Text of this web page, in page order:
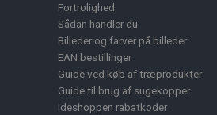
Fortrolighed
Sådan handler du
Billeder og farver på billeder
EAN bestillinger
Guide ved køb af træprodukter
Guide til brug af sugekopper
Ideshoppen rabatkoder